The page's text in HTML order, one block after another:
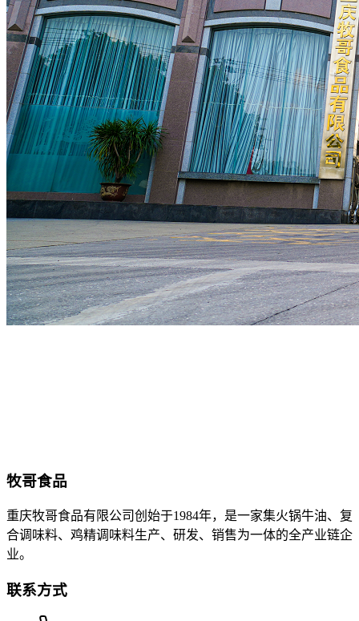
牧哥食品
重庆牧哥食品有限公司创始于1984年，是一家集火锅牛油、复
合调味料、鸡精调味料生产、研发、销售为一体的全产业链企
业。
联系方式